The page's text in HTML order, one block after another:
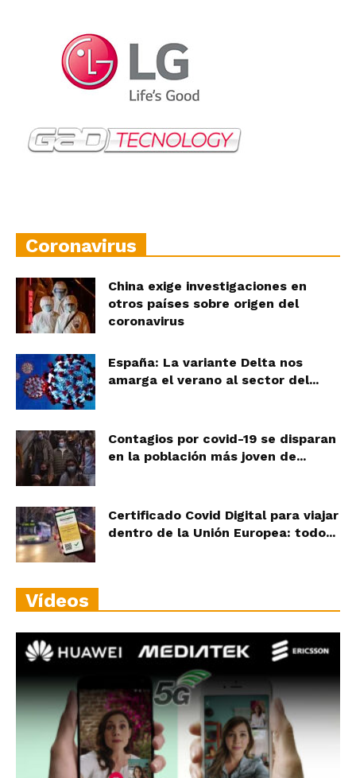
Coronavirus
China exige investigaciones en
otros países sobre origen del
coronavirus
España: La variante Delta nos
amarga el verano al sector del...
Contagios por covid-19 se disparan
en la población más joven de...
Certificado Covid Digital para viajar
dentro de la Unión Europea: todo...
Vídeos